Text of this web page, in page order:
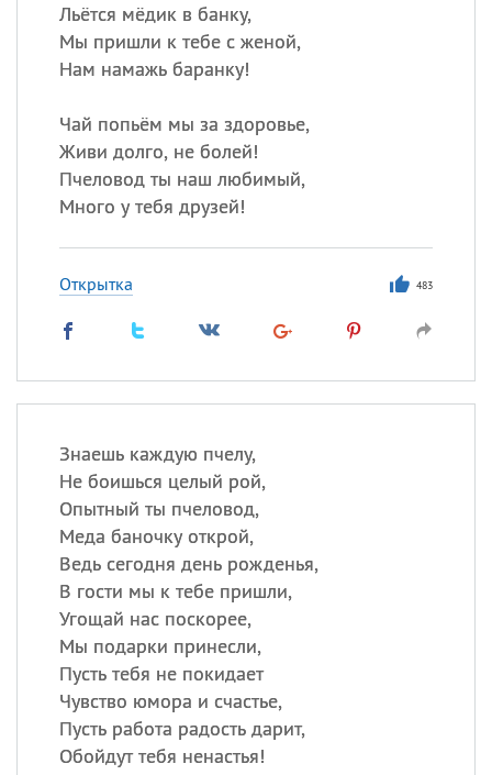
Льётся мёдик в банку,
Мы пришли к тебе с женой,
Нам намажь баранку!
Чай попьём мы за здоровье,
Живи долго, не болей!
Пчеловод ты наш любимый,
Много у тебя друзей!
Открытка 483
Знаешь каждую пчелу,
Не боишься целый рой,
Опытный ты пчеловод,
Меда баночку открой,
Ведь сегодня день рожденья,
В гости мы к тебе пришли,
Угощай нас поскорее,
Мы подарки принесли,
Пусть тебя не покидает
Чувство юмора и счастье,
Пусть работа радость дарит,
Обойдут тебя ненастья!